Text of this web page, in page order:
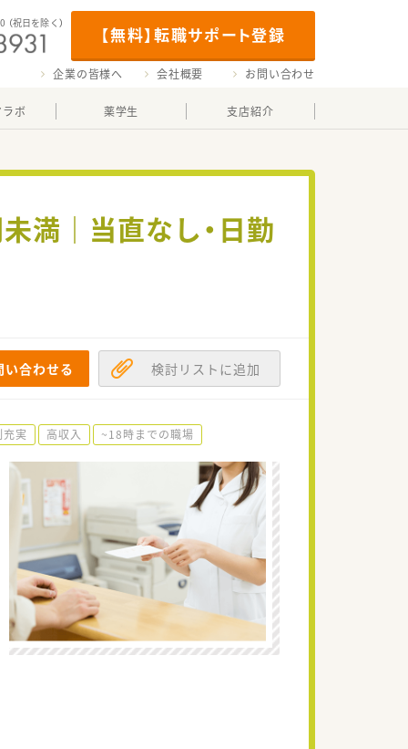
【無料】転職サポート登録
（祝日を除く）
企業の皆様へ 会社概要 お問い合わせ
ボ 薬学生 支店紹介
満｜当直なし・日勤
い合わせる 検討リストに追加
充実 高収入 ~18時までの職場